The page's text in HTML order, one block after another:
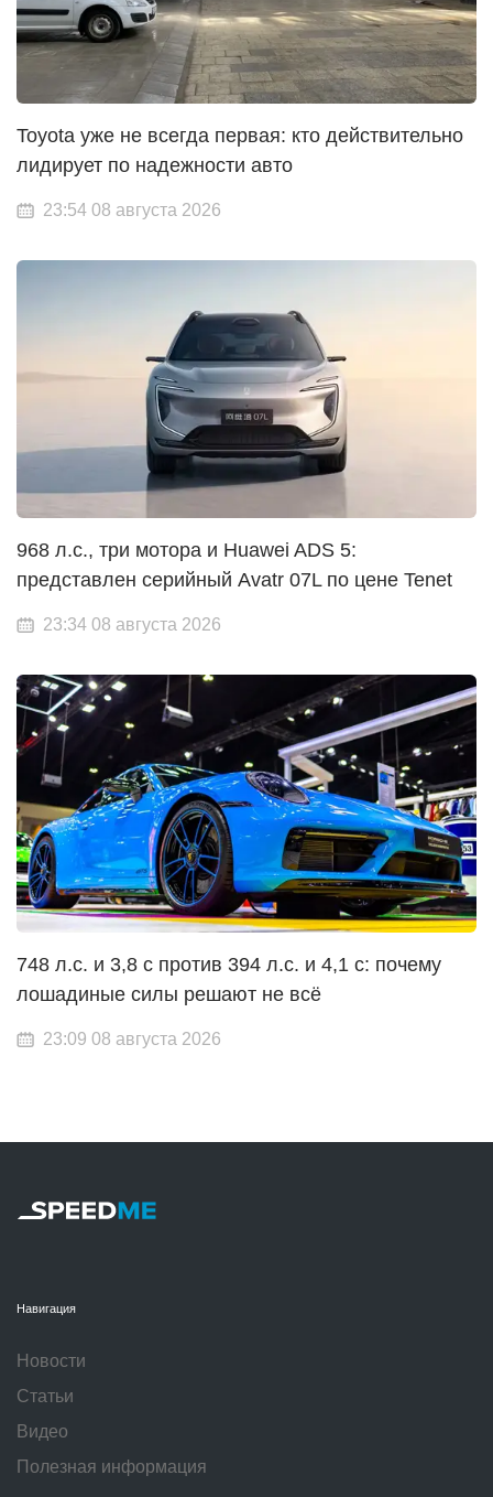
Toyota уже не всегда первая: кто действительно
лидирует по надежности авто
23:54 08 августа 2026
968 л.с., три мотора и Huawei ADS 5:
представлен серийный Avatr 07L по цене Tenet
23:34 08 августа 2026
748 л.с. и 3,8 с против 394 л.с. и 4,1 с: почему
лошадиные силы решают не всё
23:09 08 августа 2026
Навигация
Новости
Статьи
Видео
Полезная информация